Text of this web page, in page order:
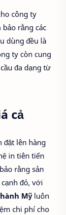
công ty
rằng các
dùng đều là
ty còn cung
đa dạng từ
cả
đặt lên hàng
in tiên tiến
rằng sản
đó, với
Mỹluôn
chi phí cho